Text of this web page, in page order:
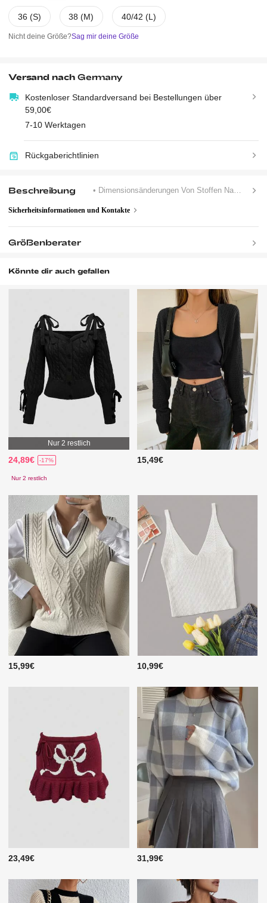
36 (S) 38 (M) 40/42 (L)
Nicht deine Größe?Sag mir deine Größe
Versand nachGermany
Kostenloser Standardversand bei Bestellungen über
59,00€
7-10 Werktagen
Rückgaberichtlinien
Beschreibung • Dimensionsänderungen Von Stoffen Nach Dem Waschen Zu Hause
Sicherheitsinformationen und Kontakte
Größenberater
Könnte dir auch gefallen
Nur 2 restlich
24,89€ -17%
Nur 2 restlich
15,49€
15,99€ 10,99€
23,49€ 31,99€